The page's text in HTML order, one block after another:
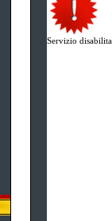
Servizio